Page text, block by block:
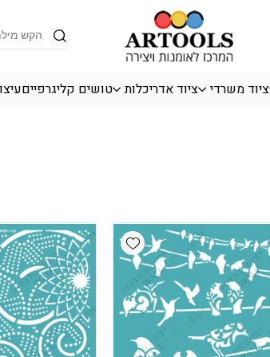
Products
search
ציוד משרדי ציוד אדריכלות טושים קליגרפיים
Add wishlist